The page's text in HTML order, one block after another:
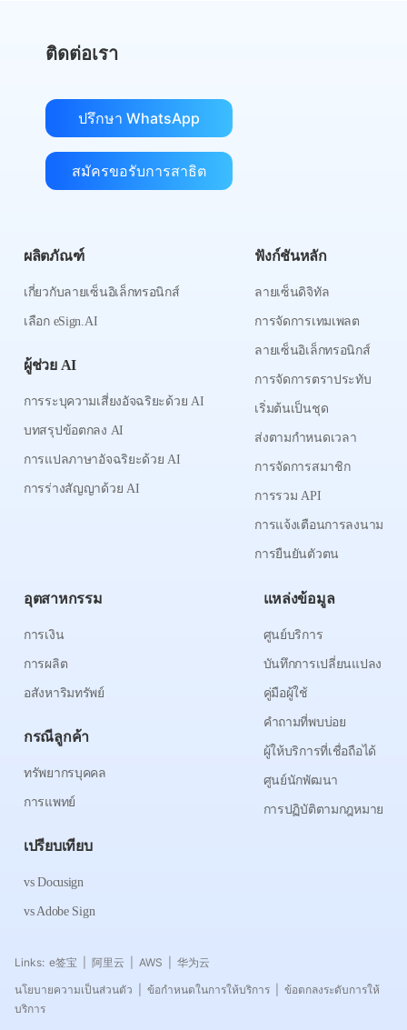
ติดต่อเรา
ปรึกษา WhatsApp
สมัครขอรับการสาธิต
ผลิตภัณฑ์
เกี่ยวกับลายเซ็นอิเล็กทรอนิกส์
เลือก eSign.AI
ผู้ช่วย AI
การระบุความเสี่ยงอัจฉริยะด้วย AI
บทสรุปข้อตกลง AI
การแปลภาษาอัจฉริยะด้วย AI
การร่างสัญญาด้วย AI
ฟังก์ชันหลัก
ลายเซ็นดิจิทัล
การจัดการเทมเพลต
ลายเซ็นอิเล็กทรอนิกส์
การจัดการตราประทับ
เริ่มต้นเป็นชุด
ส่งตามกำหนดเวลา
การจัดการสมาชิก
การรวม API
การแจ้งเตือนการลงนาม
การยืนยันตัวตน
อุตสาหกรรม
การเงิน
การผลิต
อสังหาริมทรัพย์
กรณีลูกค้า
ทรัพยากรบุคคล
การแพทย์
เปรียบเทียบ
vs Docusign
vs Adobe Sign
แหล่งข้อมูล
ศูนย์บริการ
บันทึกการเปลี่ยนแปลง
คู่มือผู้ใช้
คำถามที่พบบ่อย
ผู้ให้บริการที่เชื่อถือได้
ศูนย์นักพัฒนา
การปฏิบัติตามกฎหมาย
Links: e签宝 阿里云 AWS
华为云
นโยบายความเป็นส่วนตัว
ข้อกำหนดในการให้บริการ
ข้อตกลงระดับการให้
บริการ